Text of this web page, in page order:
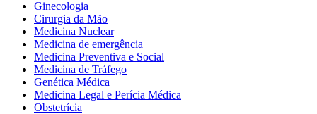
Ginecologia
Cirurgia da Mão
Medicina Nuclear
Medicina de emergência
Medicina Preventiva e Social
Medicina de Tráfego
Genética Médica
Medicina Legal e Perícia Médica
Obstetrícia